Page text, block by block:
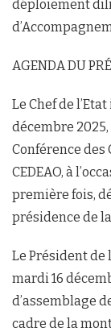
déploiement
AGENDA DU
Le Chef de
décembre
Conférence des
CEDEAO, à
première fois,
présidence de
Le Président de
mardi 16
d’assemblage
cadre de la